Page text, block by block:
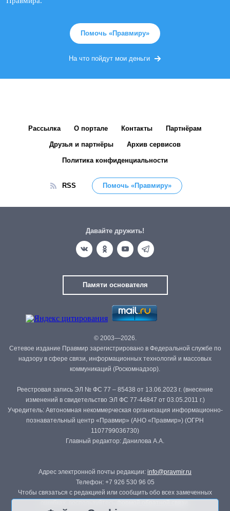
Помочь «Правмиру»
На что пойдут мои деньги
Рассылка О портале Контакты Партнёрам
Друзья и партнёры Архив сервисов
Политика конфиденциальности
RSS Помочь «Правмиру»
Давайте дружить!
Памяти основателя
© 2003—2026.
Сетевое издание Правмир зарегистрировано в Федеральной службе по
надзору в сфере связи, информационных технологий и массовых
коммуникаций (Роскомнадзор).
Реестровая запись ЭЛ № ФС 77 – 85438 от 13.06.2023 г. (внесение
изменений в свидетельство ЭЛ ФС 77-44847 от 03.05.2011 г.)
Учредитель: Автономная некоммерческая организация информационно-
познавательный центр «Правмир» (АНО «Правмир») (ОГРН
1107799036730)
Главный редактор: Данилова А.А.
Адрес электронной почты редакции: info@pravmir.ru
Телефон: +7 926 530 96 05
Чтобы связаться с редакцией или сообщить обо всех замеченных